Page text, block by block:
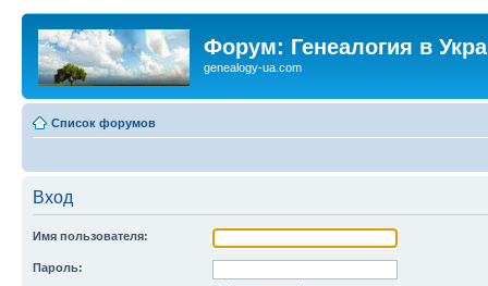
Форум: Генеалогия в
genealogy-ua.com
Список форумов
Вход
Имя пользователя:
Пароль: